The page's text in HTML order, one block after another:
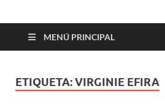
Cine maldito
MENÚ PRINCIPAL
ETIQUETA:VIRGINIE EFIRA